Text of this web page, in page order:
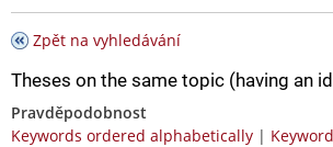
Zpět na vyhledávání
Theses on the same topic (having an
Pravděpodobnost
Keywords ordered alphabetically |